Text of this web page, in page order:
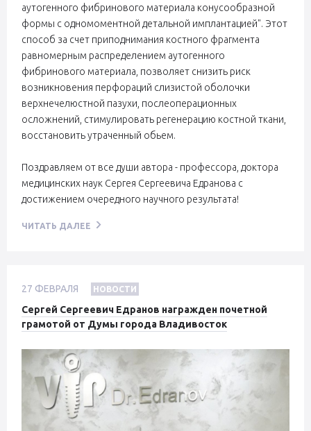
аутогенного фибринового материала конусообразной
формы с одномоментной детальной имплантацией". Этот
способ за счет приподнимания костного фрагмента
равномерным распределением аутогенного
фибринового материала, позволяет снизить риск
возникновения перфораций слизистой оболочки
верхнечелюстной пазухи, послеоперационных
осложнений, стимулировать регенерацию костной ткани,
восстановить утраченный обьем.
Поздравляем от все души автора - профессора, доктора
медицинских наук Сергея Сергеевича Едранова с
достижением очередного научного результата!
ЧИТАТЬ ДАЛЕЕ
27 ФЕВРАЛЯ НОВОСТИ
Сергей Сергеевич Едранов награжден почетной
грамотой от Думы города Владивосток